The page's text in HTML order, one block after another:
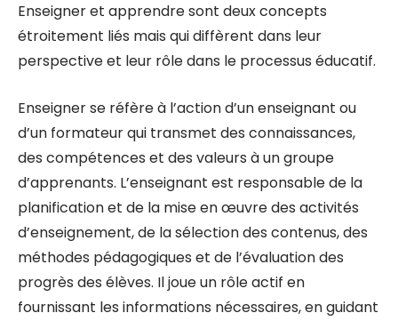
Enseigner et apprendre sont deux concepts
étroitement liés mais qui diffèrent dans leur
perspective et leur rôle dans le processus éducatif.
Enseigner se réfère à l’action d’un enseignant ou
d’un formateur qui transmet des connaissances,
des compétences et des valeurs à un groupe
d’apprenants. L’enseignant est responsable de la
planification et de la mise en œuvre des activités
d’enseignement, de la sélection des contenus, des
méthodes pédagogiques et de l’évaluation des
progrès des élèves. Il joue un rôle actif en
fournissant les informations nécessaires, en guidant